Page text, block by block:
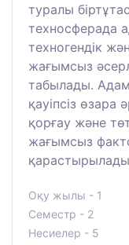
туралы
техносферада
техногендік
жағымсыз
табылады.
қауіпсіз өзара
қорғау және
жағымсыз
Оқу жылы - 1
Семестр - 2
Несиелер - 5